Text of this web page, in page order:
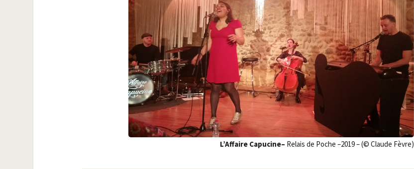
L’Affaire Capu­cine– Relais de Poche –2019 – (© Claude Fèvre)